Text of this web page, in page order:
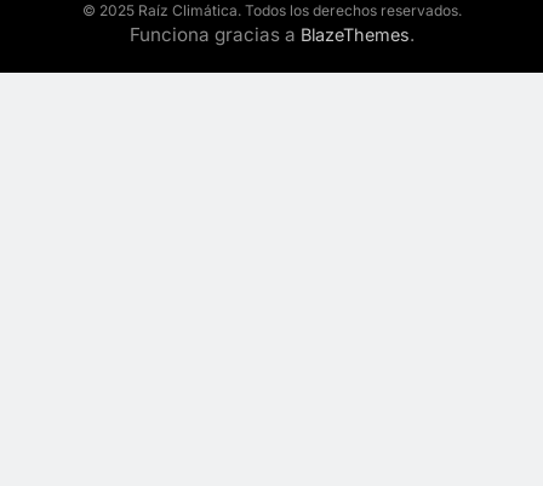
© 2025 Raíz Climática. Todos los derechos reservados.
Funciona gracias a BlazeThemes.